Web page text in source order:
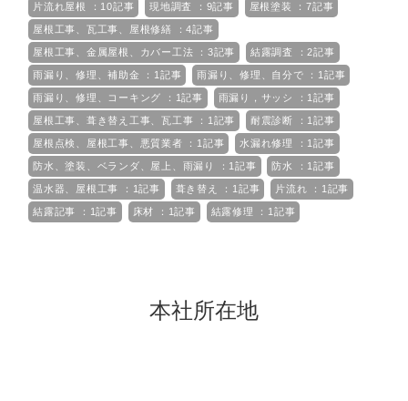
片流れ屋根 ：10記事 現地調査 ：9記事 屋根塗装 ：7記事
屋根工事、瓦工事、屋根修繕 ：4記事
屋根工事、金属屋根、カバー工法 ：3記事 結露調査 ：2記事
雨漏り、修理、補助金 ：1記事 雨漏り、修理、自分で ：1記事
雨漏り、修理、コーキング ：1記事 雨漏り，サッシ ：1記事
屋根工事、葺き替え工事、瓦工事 ：1記事 耐震診断 ：1記事
屋根点検、屋根工事、悪質業者 ：1記事 水漏れ修理 ：1記事
防水、塗装、ベランダ、屋上、雨漏り ：1記事 防水 ：1記事
温水器、屋根工事 ：1記事 葺き替え ：1記事 片流れ ：1記事
結露記事 ：1記事 床材 ：1記事 結露修理 ：1記事
本社所在地